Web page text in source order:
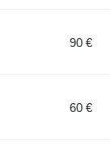
90 €
60 €